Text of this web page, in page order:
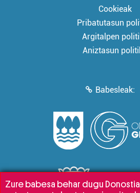
Cookieak
Pribatutasun
Argitalpen
Aniztasun
Babesleak:
Zure babesa behar dugu